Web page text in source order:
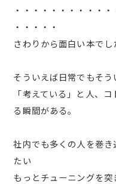
・・・・・・・・・・
・・・・・
さわりから面白い本でし
そういえば日常でもそう
「考えている」と人、
る瞬間がある。
社内でも多くの人を巻
たい
もっとチューニングを